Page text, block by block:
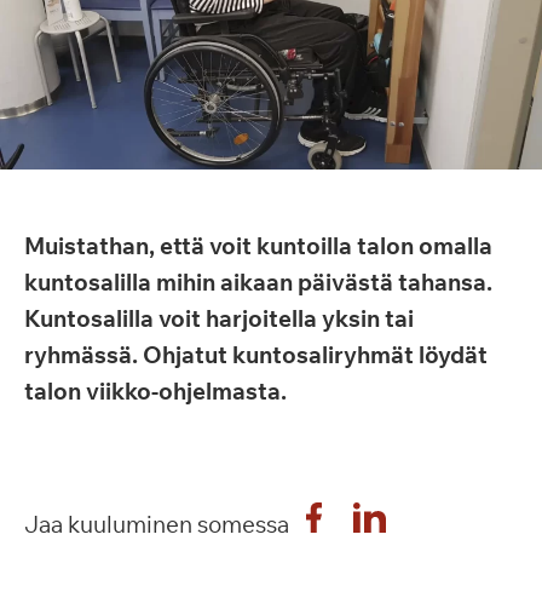
Muistathan, että voit kuntoilla talon omalla
kuntosalilla mihin aikaan päivästä tahansa.
Kuntosalilla voit harjoitella yksin tai
ryhmässä. Ohjatut kuntosaliryhmät löydät
talon viikko-ohjelmasta.
Jaa kuuluminen somessa